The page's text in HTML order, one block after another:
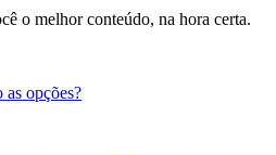
o melhor conteúdo, na hora certa.
opções?